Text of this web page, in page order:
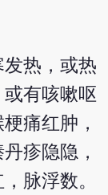
热，或热
有咳嗽呕
痛红肿，
疹隐隐，
脉浮数。